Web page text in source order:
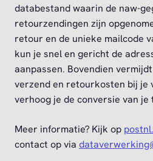
databestand waarin de naw-
retourzendingen zijn
retour en de unieke mailcode
kun je snel en gericht de
aanpassen. Bovendien
verzend en retourkosten bij je
verhoog je de conversie van
Meer informatie? Kijk op
contact op via